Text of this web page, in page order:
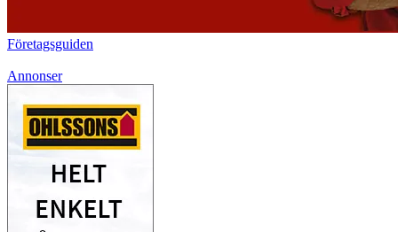
Företagsguiden
Annonser